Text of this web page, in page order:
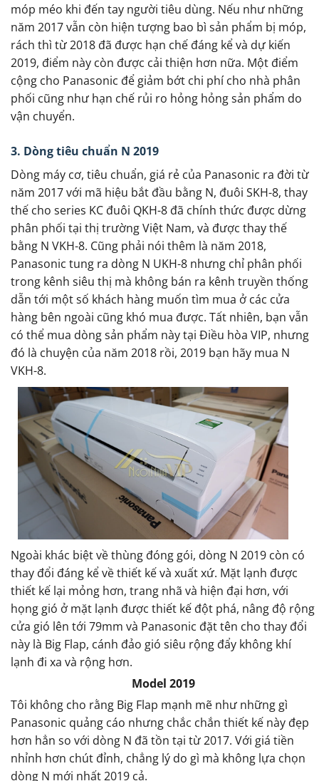
móp méo khi đến tay người tiêu dùng. Nếu như những
năm 2017 vẫn còn hiện tượng bao bì sản phẩm bị móp,
rách thì từ 2018 đã được hạn chế đáng kể và dự kiến
2019, điểm này còn được cải thiện hơn nữa. Một điểm
cộng cho Panasonic để giảm bớt chi phí cho nhà phân
phối cũng như hạn chế rủi ro hỏng hỏng sản phẩm do
vận chuyển.
3. Dòng tiêu chuẩn N 2019
Dòng máy cơ, tiêu chuẩn, giá rẻ của Panasonic ra đời từ
năm 2017 với mã hiệu bắt đầu bằng N, đuôi SKH-8, thay
thế cho series KC đuôi QKH-8 đã chính thức được dừng
phân phối tại thị trường Việt Nam, và được thay thế
bằng N VKH-8. Cũng phải nói thêm là năm 2018,
Panasonic tung ra dòng N UKH-8 nhưng chỉ phân phối
trong kênh siêu thị mà không bán ra kênh truyền thống
dẫn tới một số khách hàng muốn tìm mua ở các cửa
hàng bên ngoài cũng khó mua được. Tất nhiên, bạn vẫn
có thể mua dòng sản phẩm này tại Điều hòa VIP, nhưng
đó là chuyện của năm 2018 rồi, 2019 bạn hãy mua N
VKH-8.
Ngoài khác biệt về thùng đóng gói, dòng N 2019 còn có
thay đổi đáng kể về thiết kế và xuất xứ. Mặt lạnh được
thiết kế lại mỏng hơn, trang nhã và hiện đại hơn, với
họng gió ở mặt lạnh được thiết kế đột phá, nâng độ rộng
cửa gió lên tới 79mm và Panasonic đặt tên cho thay đổi
này là Big Flap, cánh đảo gió siêu rộng đẩy không khí
lạnh đi xa và rộng hơn.
Model 2019
Tôi không cho rằng Big Flap mạnh mẽ như những gì
Panasonic quảng cáo nhưng chắc chắn thiết kế này đẹp
hơn hẳn so với dòng N đã tồn tại từ 2017. Với giá tiền
nhỉnh hơn chút đỉnh, chẳng lý do gì mà không lựa chọn
dòng N mới nhất 2019 cả.